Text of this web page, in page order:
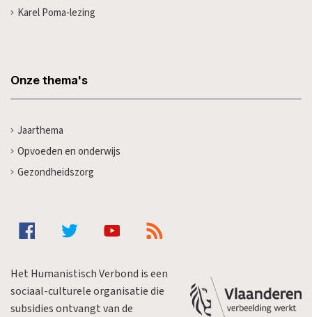
Karel Poma-lezing
Onze thema's
Jaarthema
Opvoeden en onderwijs
Gezondheidszorg
Het Humanistisch Verbond is een
sociaal-culturele organisatie die
subsidies ontvangt van de